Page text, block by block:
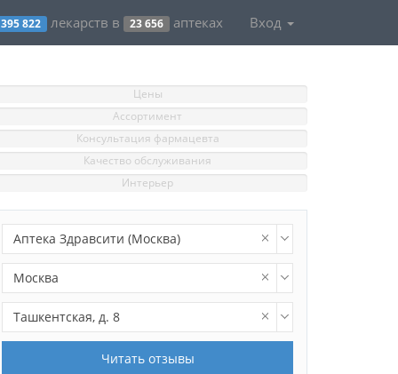
395 822 лекарств в 23 656 аптеках Вход
Цены
Ассортимент
Консультация фармацевта
Качество обслуживания
Интерьер
Аптека Здравсити (Москва)
Москва
Ташкентская, д. 8
Читать отзывы